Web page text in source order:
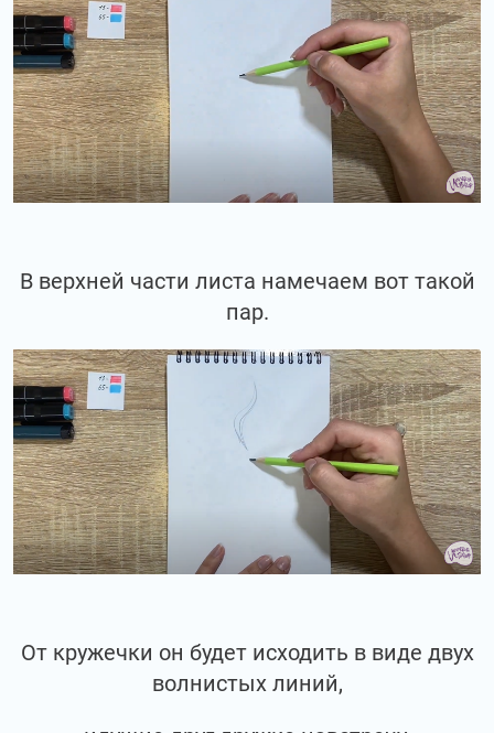
В верхней части листа намечаем вот такой
пар.
От кружечки он будет исходить в виде двух
волнистых линий,